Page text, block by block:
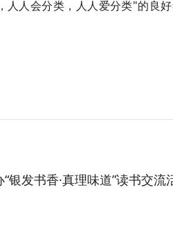
人人会分类，人人爱分类"的良
银发书香·真理味道”读书交流